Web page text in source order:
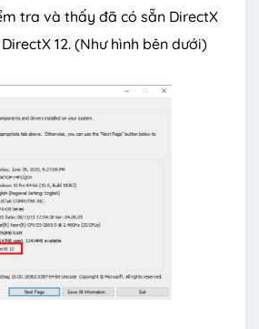
tra và thấy đã có sẵn DirectX
12. (Như hình bên dưới)